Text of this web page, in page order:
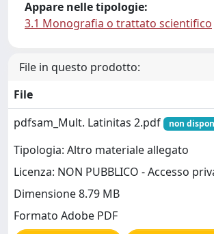
Appare nelle tipologie:
3.1 Monografia o trattato scientifico
File in questo prodotto:
File
pdfsam_Mult. Latinitas 2.pdf
non
Tipologia: Altro materiale allegato
Licenza: NON PUBBLICO - Accesso
Dimensione 8.79 MB
Formato Adobe PDF